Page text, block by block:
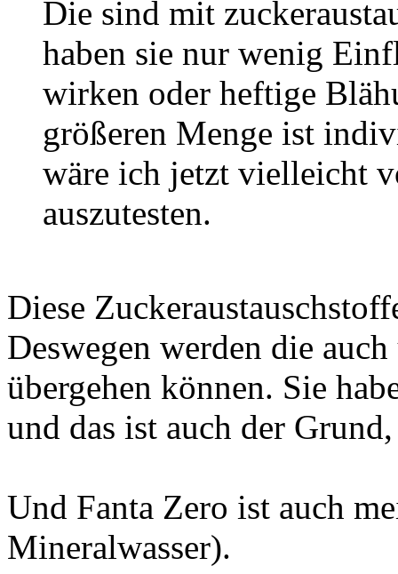
Die sind mit
haben sie nur wenig
wirken oder heftige
größeren Menge ist
wäre ich jetzt vielleicht
auszutesten.
Diese
Deswegen werden die
übergehen können. Sie
und das ist auch der
Und Fanta Zero ist auch
Mineralwasser).